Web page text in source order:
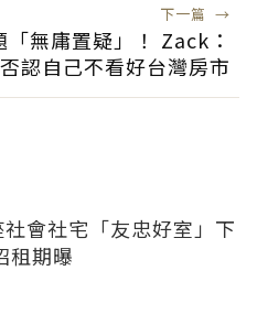
下一篇 →
無庸置疑」！ Zack：
認自己不看好台灣房市
會社宅「友忠好室」下
租期曝